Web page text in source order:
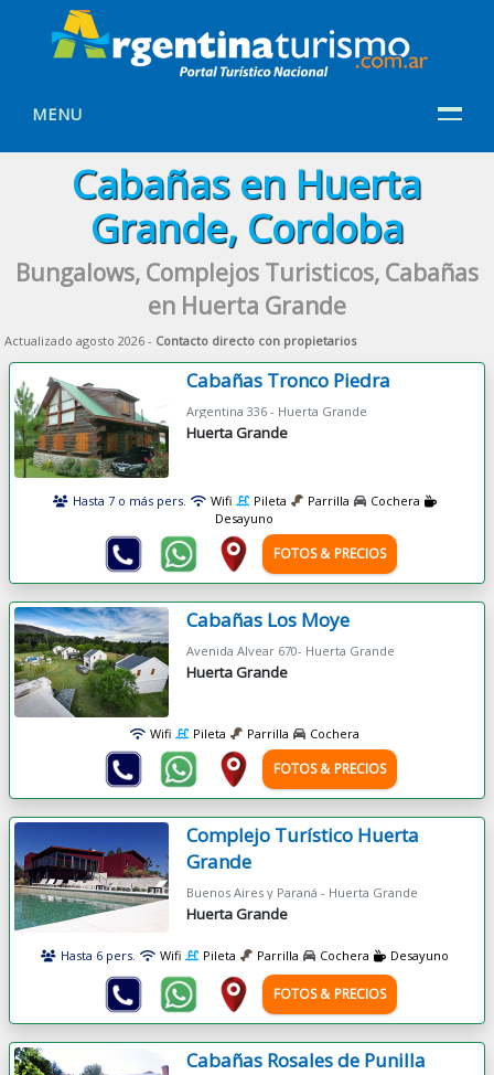
MENU
Cabañas en Huerta
Grande, Cordoba
Bungalows, Complejos Turisticos, Cabañas
en Huerta Grande
Actualizado agosto 2026 - Contacto directo con propietarios
Cabañas Tronco Piedra
Argentina 336 - Huerta Grande
Huerta Grande
Hasta 7 o más pers. Wifi Pileta Parrilla
Cochera
Desayuno
FOTOS & PRECIOS
Cabañas Los Moye
Avenida Alvear 670- Huerta Grande
Huerta Grande
Wifi Pileta Parrilla Cochera
FOTOS & PRECIOS
Complejo Turístico Huerta
Grande
Buenos Aires y Paraná - Huerta Grande
Huerta Grande
Hasta 6 pers. Wifi Pileta Parrilla Cochera Desayuno
FOTOS & PRECIOS
Cabañas Rosales de Punilla